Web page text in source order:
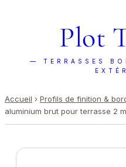
Plot
— TERRASSES
Accueil › Profils de finition &
aluminium brut pour terrasse 2 m